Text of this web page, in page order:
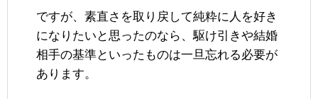
ですが、素直さを取り戻して純粋に人を好き
になりたいと思ったのなら、駆け引きや結婚
相手の基準といったものは一旦忘れる必要が
あります。